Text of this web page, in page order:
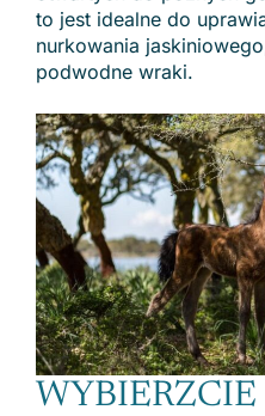
to jest idealne do
nurkowania
podwodne wraki.